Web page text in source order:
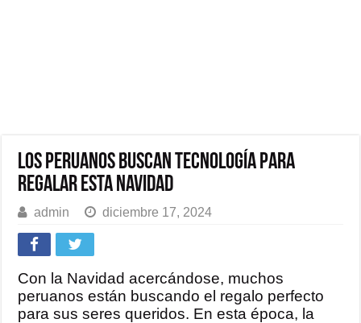
Los peruanos buscan tecnología para
regalar esta Navidad
admin diciembre 17, 2024
Con la Navidad acercándose, muchos
peruanos están buscando el regalo perfecto
para sus seres queridos. En esta época, la